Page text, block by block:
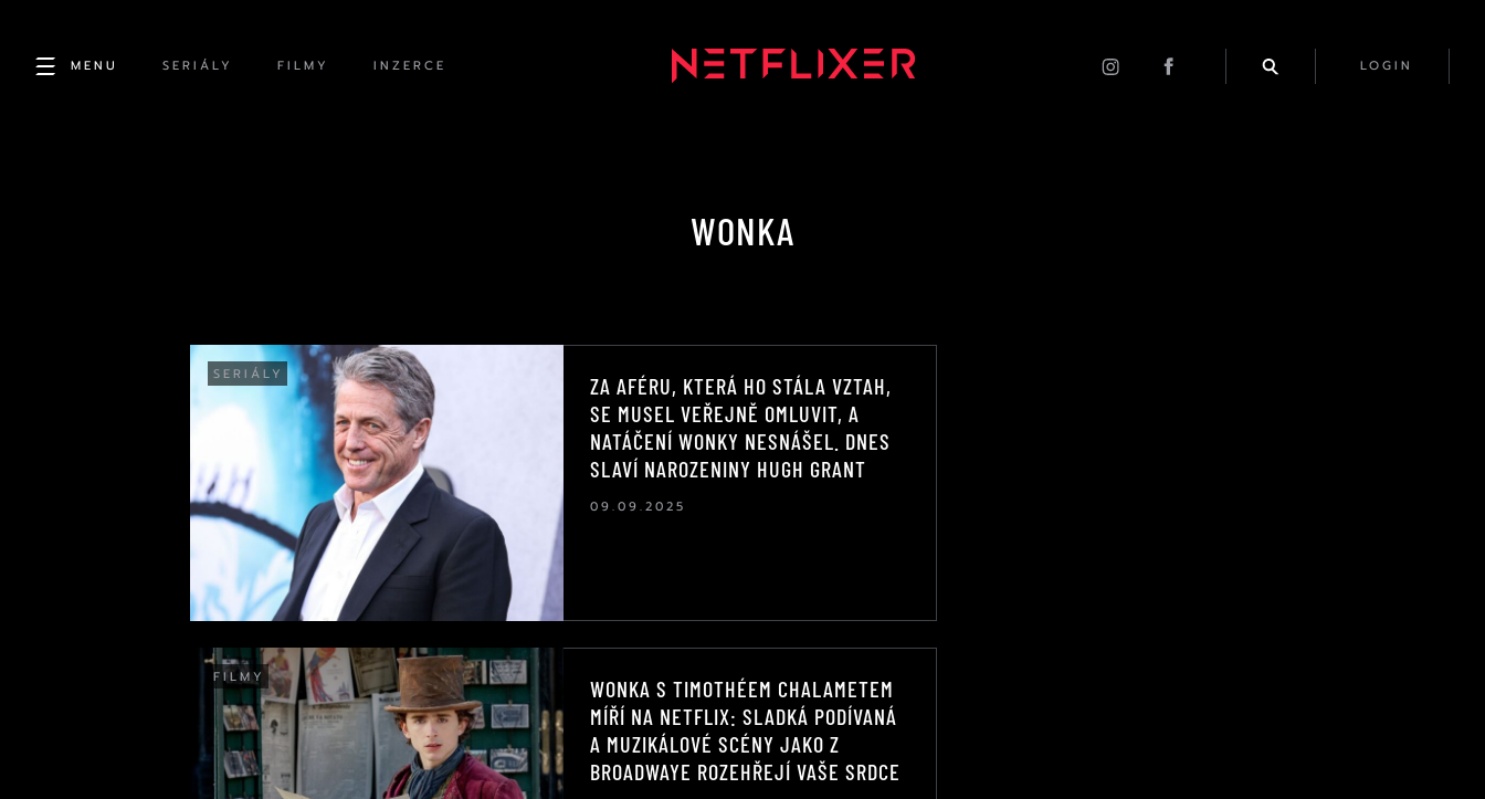
MENU SERIÁLY FILMY INZERCE LOGIN
WONKA
SERIÁLY
ZA AFÉRU, KTERÁ HO STÁLA VZTAH,
SE MUSEL VEŘEJNĚ OMLUVIT, A
NATÁČENÍ WONKY NESNÁŠEL. DNES
SLAVÍ NAROZENINY HUGH GRANT
09.09.2025
FILMY
WONKA S TIMOTHÉEM CHALAMETEM
MÍŘÍ NA NETFLIX: SLADKÁ PODÍVANÁ
A MUZIKÁLOVÉ SCÉNY JAKO Z
BROADWAYE ROZEHŘEJÍ VAŠE SRDCE